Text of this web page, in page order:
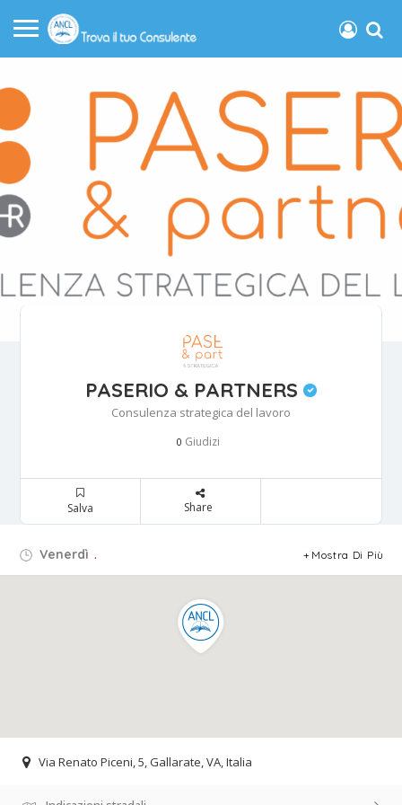
PASERIO & PARTNERS
Consulenza strategica del lavoro
0 Giudizi
Salva Share
Venerdì . Mostra Di Più
Via Renato Piceni, 5, Gallarate, VA, Italia